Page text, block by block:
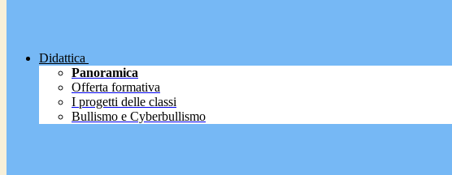
Didattica
Panoramica
Offerta formativa
I progetti delle classi
Bullismo e Cyberbullismo